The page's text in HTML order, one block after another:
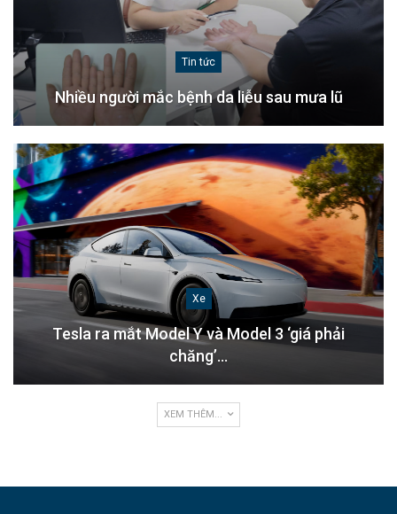
Tin tức
Nhiều người mắc bệnh da liễu sau mưa lũ
Xe
Tesla ra mắt Model Y và Model 3 ‘giá phải
chăng’…
XEM THÊM...